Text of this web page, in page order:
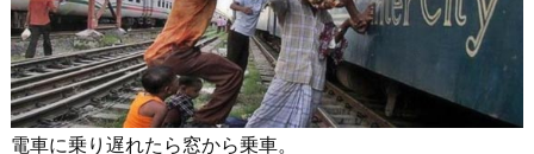
電車に乗り遅れたら窓から乗車。